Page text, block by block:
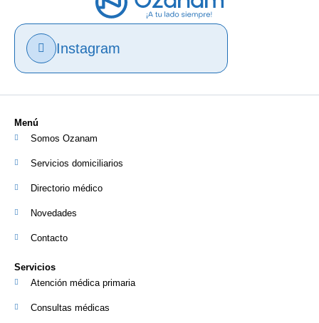
Instagram
Menú
Somos Ozanam
Servicios domiciliarios
Directorio médico
Novedades
Contacto
Servicios
Atención médica primaria
Consultas médicas